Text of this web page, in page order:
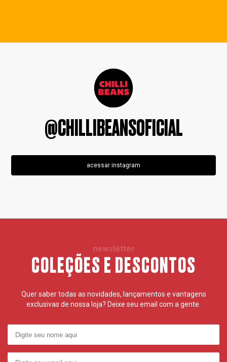
@CHILLIBEANSOFICIAL
acessar instagram
newsletter
COLEÇÕES E DESCONTOS
Quer saber todas as novidades, lançamentos e vantagens
exclusivas de nossa loja? Deixe seu email com a gente.